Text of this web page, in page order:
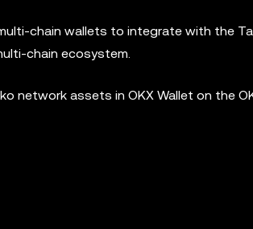
chain wallets to integrate with the
chain ecosystem.
network assets in OKX Wallet on the